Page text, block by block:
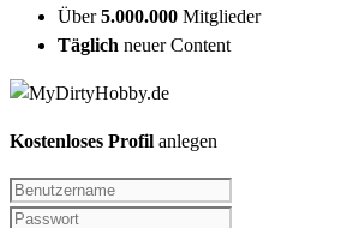
Über5.000.000 Mitglieder
Täglich neuer Content
Kostenloses Profil anlegen